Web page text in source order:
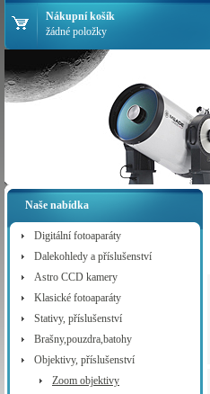
Naše nabídka
Digitální fotoaparáty
Dalekohledy a příslušenství
Astro CCD kamery
Klasické fotoaparáty
Stativy, příslušenství
Brašny,pouzdra,batohy
Objektivy, příslušenství
Zoom objektivy
Nákupní košík
žádné položky